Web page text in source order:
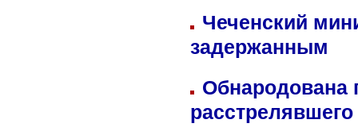
Чеченский
задержанным
Обнародована